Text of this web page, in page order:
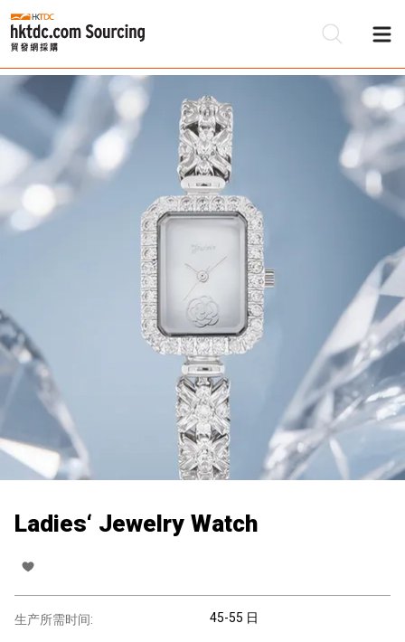
Ladies‘ Jewelry Watch
生产所需时间: 45-55 日